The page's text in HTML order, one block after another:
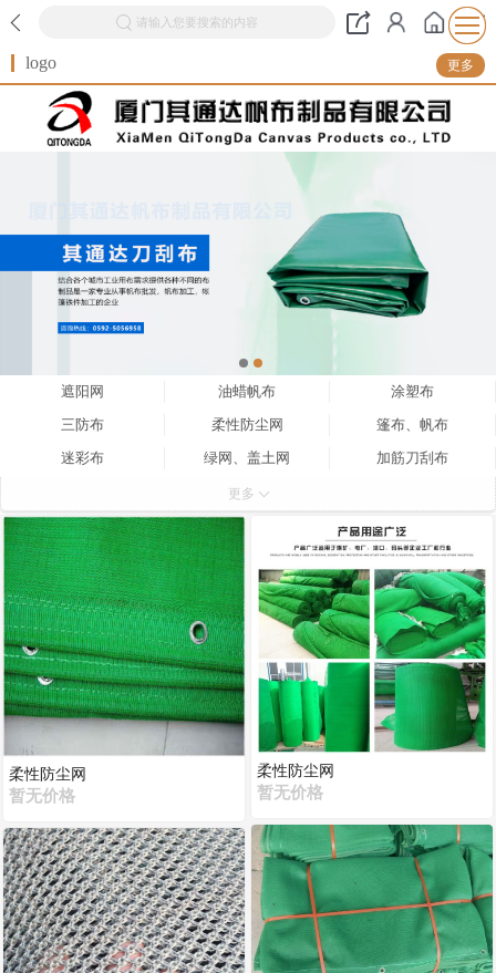
请输入您要搜索的内容
logo 更多
遮阳网 油蜡帆布
涂塑布
三防布
柔性防尘网
篷布、帆布
迷彩布
绿网、盖土网
加筋刀刮布
防风网
帆布袋子
车篷布
彩条布
PVC夹网布
PE黑布
PE黑白格
遮光布
银布
篷布帆布
封跺网
防火布
防尘网
刀刮布
安全网 PVC涂塑布
更多
柔性防尘网
暂无价格
柔性防尘网
暂无价格